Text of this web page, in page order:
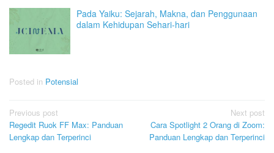
Pada Yaiku: Sejarah, Makna, dan Penggunaan
dalam Kehidupan Sehari-hari
Posted in Potensial
Post
navigation
Previous post
Regedit Ruok FF Max: Panduan
Lengkap dan Terperinci
Next post
Cara Spotlight 2 Orang di Zoom:
Panduan Lengkap dan Terperinci